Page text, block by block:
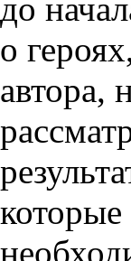
до
о
автора,
которые